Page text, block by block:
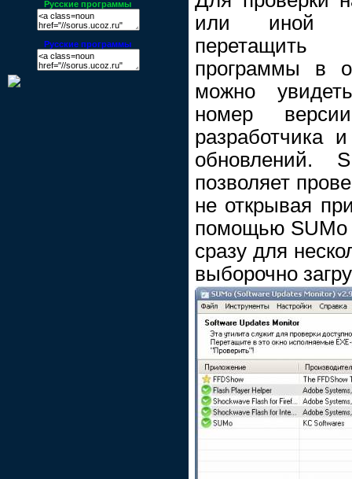
Русские программы
Русские программы
или иной
программы в
можно
номер
разработчика
обновлений.
позволяет
не открывая
помощью SUMo
сразу для
выборочно